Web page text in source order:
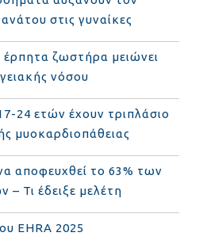
στις γυναίκες
έρπητα ζωστήρα μειώνει
νόσου
24 ετών έχουν τριπλάσιο
μυοκαρδιοπάθειας
αποφευχθεί το 63% των
Τι έδειξε μελέτη
EHRA 2025